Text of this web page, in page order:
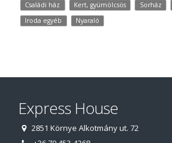
Családi ház Kert, gyümölcsös Sorház
Iroda egyéb
Nyaraló
Express House
2851 Környe Alkotmány ut. 72